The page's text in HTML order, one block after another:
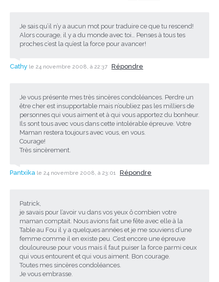
Je sais qu’il n’y a aucun mot pour traduire ce que tu rescend!
Alors courage, il y a du monde avec toi… Penses à tous tes
proches c’est la qu’est la force pour avancer!
Cathy le 24 novembre 2008, à 22:37 Répondre
Je vous présente mes très sincères condoléances. Perdre un
être cher est insupportable mais n’oubliez pas les milliers de
personnes qui vous aiment et à qui vous apportez du bonheur.
Ils sont tous avec vous dans cette intolérable épreuve. Votre
Maman restera toujours avec vous, en vous.
Courage!
Très sincèrement.
Pantxika le 24 novembre 2008, à 23:01 Répondre
Patrick,
je savais pour l’avoir vu dans vos yeux ô combien votre
maman comptait. Nous avions fait une fête avec elle à la
Table au Fou il y a quelques années et je me souviens d’une
femme comme il en existe peu. C’est encore une épreuve
douloureuse pour vous mais il faut puiser la force parmi ceux
qui vous entourent et qui vous aiment. Bon courage.
Toutes mes sincères condoléances.
Je vous embrasse.